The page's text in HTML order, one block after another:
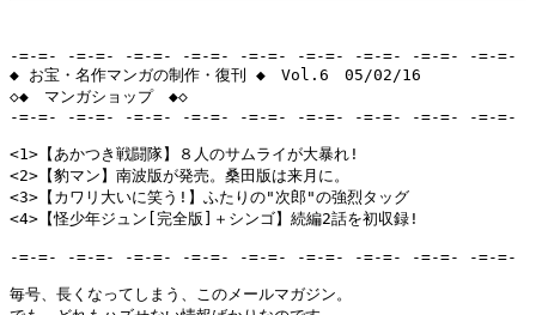
-=-=- -=-=- -=-=- -=-=- -=-=- -=-=- -=-=- -=-=- -=-=-
◆ お宝・名作マンガの制作・復刊 ◆　Vol.6　05/02/16
◇◆　マンガショップ　◆◇
-=-=- -=-=- -=-=- -=-=- -=-=- -=-=- -=-=- -=-=- -=-=-
<1>【あかつき戦闘隊】８人のサムライが大暴れ!
<2>【豹マン】南波版が発売。桑田版は来月に。
<3>【カワリ大いに笑う!】ふたりの"次郎"の強烈タッグ
<4>【怪少年ジュン[完全版]＋シンゴ】続編2話を初収録!
-=-=- -=-=- -=-=- -=-=- -=-=- -=-=- -=-=- -=-=- -=-=-
毎号、長くなってしまう、このメールマガジン。